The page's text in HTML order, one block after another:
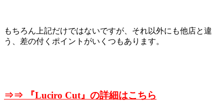
もちろん上記だけではないですが、それ以外にも他店と違
う、差の付くポイントがいくつもあります。
⇒⇒ 『Luciro Cut』の詳細はこちら